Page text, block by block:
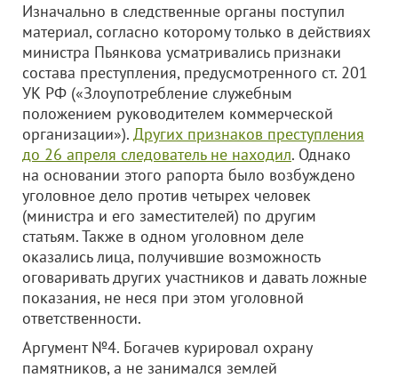
Изначально в следственные органы поступил
материал, согласно которому только в действиях
министра Пьянкова усматривались признаки
состава преступления, предусмотренного ст. 201
УК РФ («Злоупотребление служебным
положением руководителем коммерческой
организации»). Других признаков преступления
до 26 апреля следователь не находил. Однако
на основании этого рапорта было возбуждено
уголовное дело против четырех человек
(министра и его заместителей) по другим
статьям. Также в одном уголовном деле
оказались лица, получившие возможность
оговаривать других участников и давать ложные
показания, не неся при этом уголовной
ответственности.
Аргумент №4. Богачев курировал охрану
памятников, а не занимался землей